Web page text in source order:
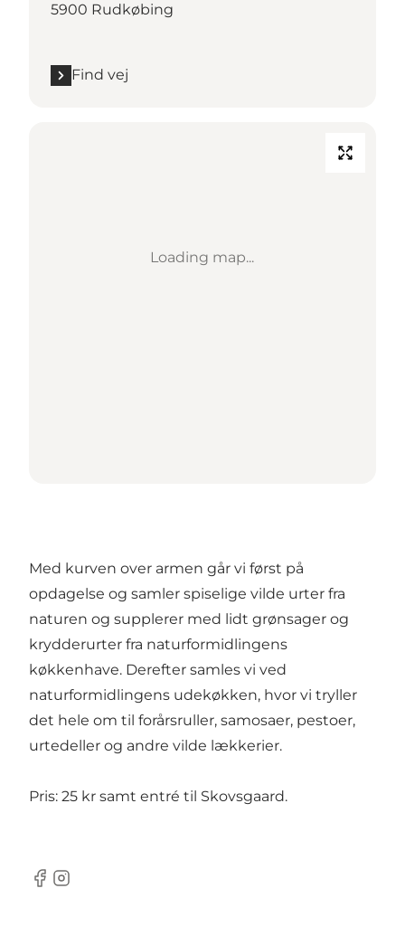
5900 Rudkøbing
Find vej
Loading map...
Med kurven over armen går vi først på
opdagelse og samler spiselige vilde urter fra
naturen og supplerer med lidt grønsager og
krydderurter fra naturformidlingens
køkkenhave. Derefter samles vi ved
naturformidlingens udekøkken, hvor vi tryller
det hele om til forårsruller, samosaer, pestoer,
urtedeller og andre vilde lækkerier.
Pris: 25 kr samt entré til Skovsgaard.
Facebook
Instagram